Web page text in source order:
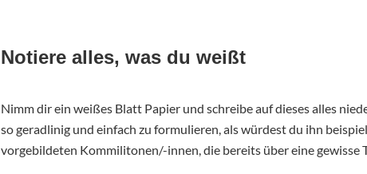
Notiere alles, was du weißt
Nimm dir ein weißes Blatt Papier und schreibe auf dieses alles
so geradlinig und einfach zu formulieren, als würdest du ihn
vorgebildeten Kommilitonen/-innen, die bereits über eine gewisse